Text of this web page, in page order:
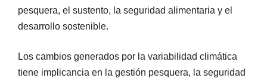
pesquera, el sustento, la seguridad alimentaria y el
desarrollo sostenible.
Los cambios generados por la variabilidad climática
tiene implicancia en la gestión pesquera, la seguridad